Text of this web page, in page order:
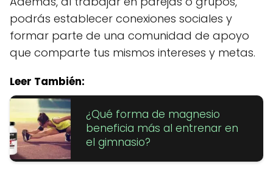
podrás establecer conexiones sociales y
formar parte de una comunidad de apoyo
que comparte tus mismos intereses y metas.
Leer También:
¿Qué forma de magnesio
beneficia más al entrenar en
el gimnasio?